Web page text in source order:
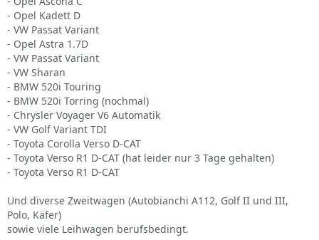
- Opel Kadett D
- VW Passat Variant
- Opel Astra 1.7D
- VW Passat Variant
- VW Sharan
- BMW 520i Touring
- BMW 520i Torring (nochmal)
- Chrysler Voyager V6 Automatik
- VW Golf Variant TDI
- Toyota Corolla Verso D-CAT
- Toyota Verso R1 D-CAT (hat leider nur 3 Tage gehalten)
- Toyota Verso R1 D-CAT
Und diverse Zweitwagen (Autobianchi A112, Golf II und III,
Polo, Käfer)
sowie viele Leihwagen berufsbedingt.